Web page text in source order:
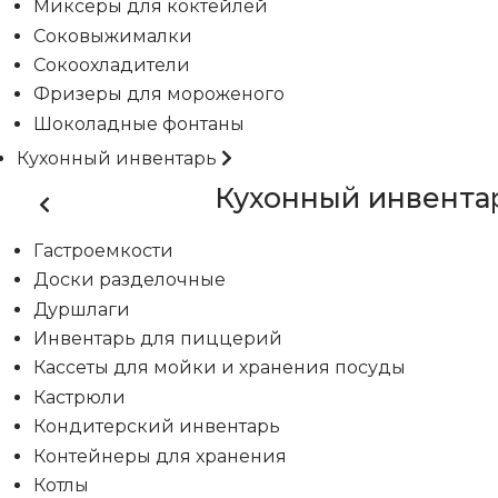
Миксеры для коктейлей
Соковыжималки
Сокоохладители
Фризеры для мороженого
Шоколадные фонтаны
Кухонный инвентарь
Кухонный
Гастроемкости
Доски разделочные
Дуршлаги
Инвентарь для пиццерий
Кассеты для мойки и хранения посуды
Кастрюли
Кондитерский инвентарь
Контейнеры для хранения
Котлы